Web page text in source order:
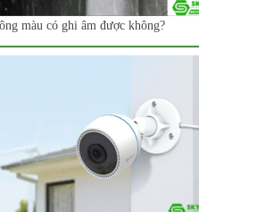
màu có ghi âm được không?